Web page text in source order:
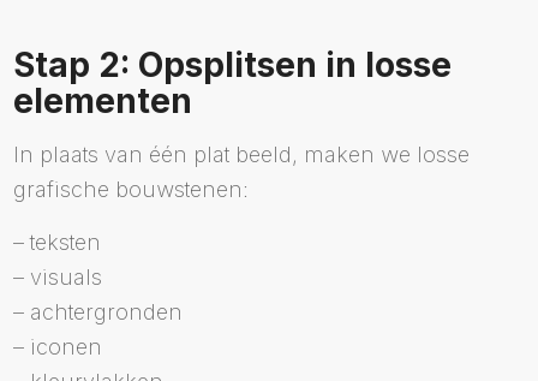
Stap 2: Opsplitsen in losse
elementen
In plaats van één plat beeld, maken we losse
grafische bouwstenen:
– teksten
– visuals
– achtergronden
– iconen